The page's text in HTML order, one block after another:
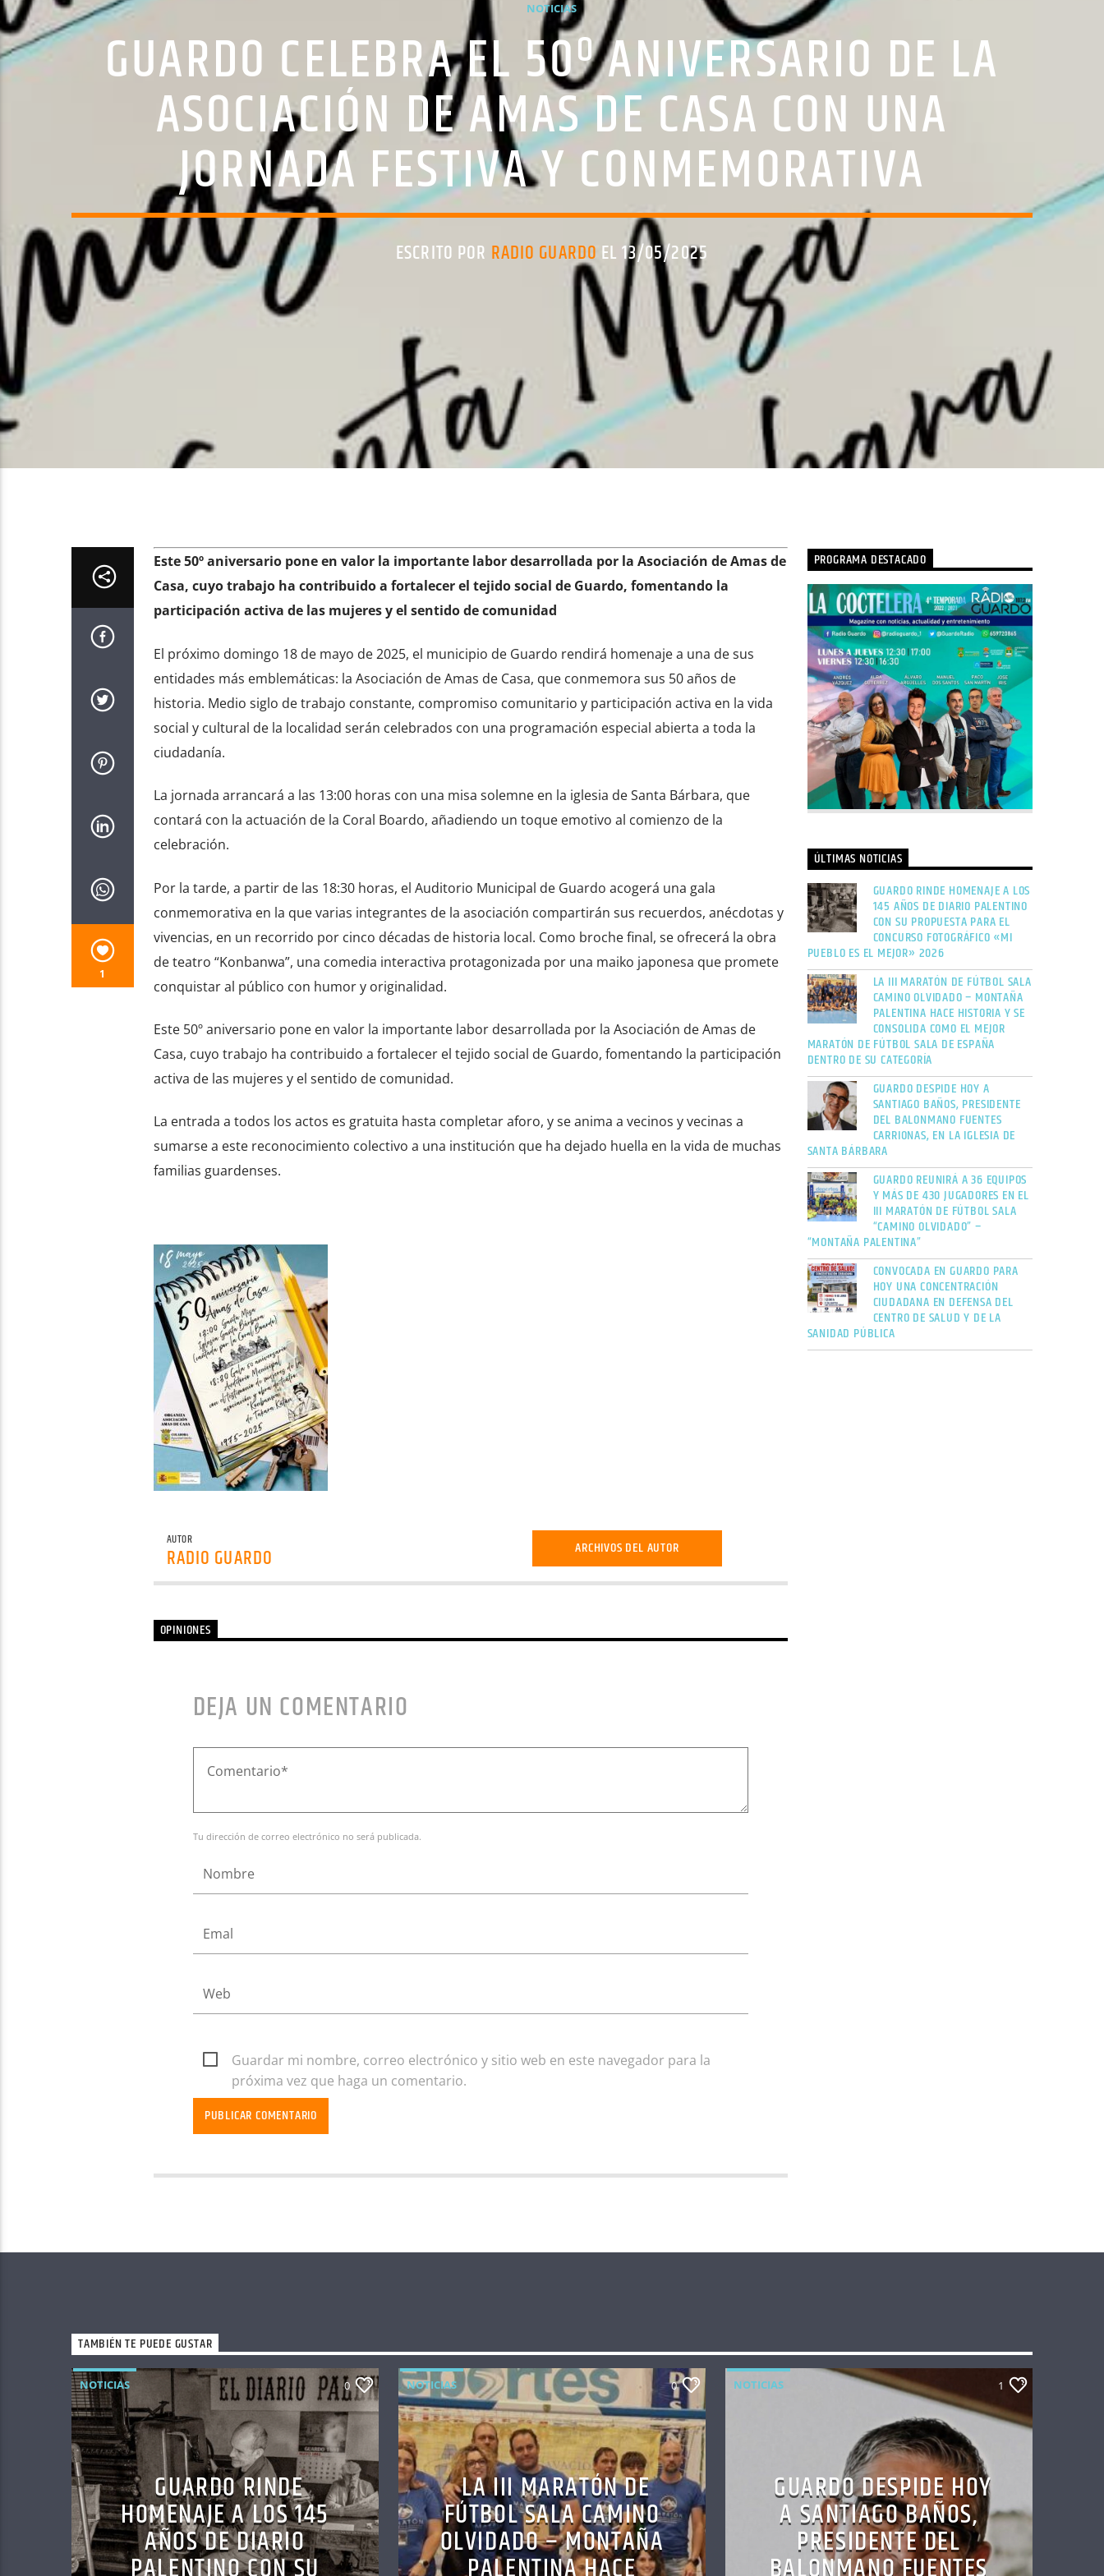
NOTICIAS
GUARDO CELEBRA EL 50º ANIVERSARIO DE LA
ASOCIACIÓN DE AMAS DE CASA CON UNA
JORNADA FESTIVA Y CONMEMORATIVA
ESCRITO POR RADIO GUARDO EL 13/05/2025
1
Este 50º aniversario pone en valor la importante labor desarrollada por la Asociación de Amas de
Casa, cuyo trabajo ha contribuido a fortalecer el tejido social de Guardo, fomentando la
participación activa de las mujeres y el sentido de comunidad
El próximo domingo 18 de mayo de 2025, el municipio de Guardo rendirá homenaje a una de sus
entidades más emblemáticas: la Asociación de Amas de Casa, que conmemora sus 50 años de
historia. Medio siglo de trabajo constante, compromiso comunitario y participación activa en la vida
social y cultural de la localidad serán celebrados con una programación especial abierta a toda la
ciudadanía.
La jornada arrancará a las 13:00 horas con una misa solemne en la iglesia de Santa Bárbara, que
contará con la actuación de la Coral Boardo, añadiendo un toque emotivo al comienzo de la
celebración.
Por la tarde, a partir de las 18:30 horas, el Auditorio Municipal de Guardo acogerá una gala
conmemorativa en la que varias integrantes de la asociación compartirán sus recuerdos, anécdotas y
vivencias, en un recorrido por cinco décadas de historia local. Como broche final, se ofrecerá la obra
de teatro “Konbanwa”, una comedia interactiva protagonizada por una maiko japonesa que promete
conquistar al público con humor y originalidad.
Este 50º aniversario pone en valor la importante labor desarrollada por la Asociación de Amas de
Casa, cuyo trabajo ha contribuido a fortalecer el tejido social de Guardo, fomentando la participación
activa de las mujeres y el sentido de comunidad.
La entrada a todos los actos es gratuita hasta completar aforo, y se anima a vecinos y vecinas a
sumarse a este reconocimiento colectivo a una institución que ha dejado huella en la vida de muchas
familias guardenses.
AUTOR
RADIO GUARDO ARCHIVOS DEL AUTOR
OPINIONES
DEJA UN COMENTARIO
Tu dirección de correo electrónico no será publicada.
Guardar mi nombre, correo electrónico y sitio web en este navegador para la
próxima vez que haga un comentario.
PROGRAMA DESTACADO
ÚLTIMAS NOTICIAS
GUARDO RINDE HOMENAJE A LOS
145 AÑOS DE DIARIO PALENTINO
CON SU PROPUESTA PARA EL
CONCURSO FOTOGRÁFICO «MI
PUEBLO ES EL MEJOR» 2026
LA III MARATÓN DE FÚTBOL SALA
CAMINO OLVIDADO – MONTAÑA
PALENTINA HACE HISTORIA Y SE
CONSOLIDA COMO EL MEJOR
MARATÓN DE FÚTBOL SALA DE ESPAÑA
DENTRO DE SU CATEGORÍA
GUARDO DESPIDE HOY A
SANTIAGO BAÑOS, PRESIDENTE
DEL BALONMANO FUENTES
CARRIONAS, EN LA IGLESIA DE
SANTA BÁRBARA
GUARDO REUNIRÁ A 36 EQUIPOS
Y MÁS DE 430 JUGADORES EN EL
III MARATÓN DE FÚTBOL SALA
“CAMINO OLVIDADO” –
“MONTAÑA PALENTINA”
CONVOCADA EN GUARDO PARA
HOY UNA CONCENTRACIÓN
CIUDADANA EN DEFENSA DEL
CENTRO DE SALUD Y DE LA
SANIDAD PÚBLICA
TAMBIÉN TE PUEDE GUSTAR
NOTICIAS 0
GUARDO RINDE
HOMENAJE A LOS 145
AÑOS DE DIARIO
NOTICIAS 0
LA III MARATÓN DE
FÚTBOL SALA CAMINO
OLVIDADO – MONTAÑA
NOTICIAS 1
GUARDO DESPIDE HOY
A SANTIAGO BAÑOS,
PRESIDENTE DEL